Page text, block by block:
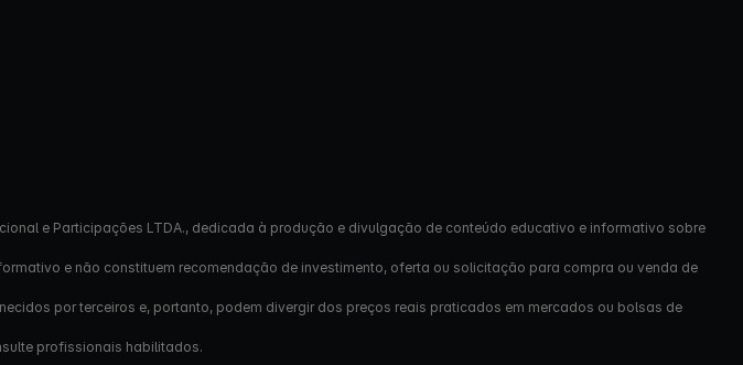
e Participações LTDA., dedicada à produção e divulgação de conteúdo educativo e informativo sobre
e não constituem recomendação de investimento, oferta ou solicitação para compra ou venda de
por terceiros e, portanto, podem divergir dos preços reais praticados em mercados ou bolsas de
profissionais habilitados.